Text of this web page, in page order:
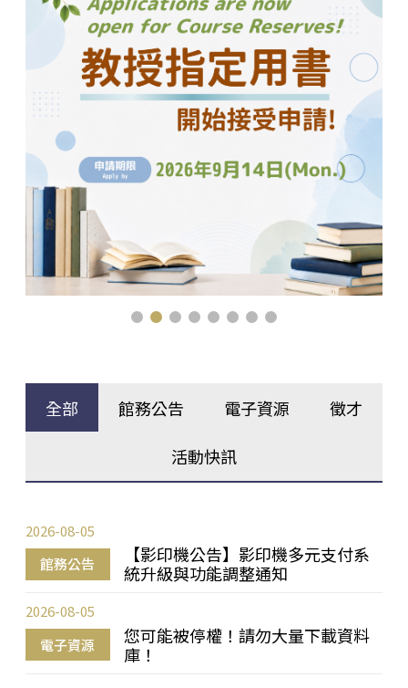
全部 館務公告 電子資源 徵才
活動快訊
館務公告
【影印機公告】影印機多元支付系
統升級與功能調整通知
2026-08-05
電子資源
您可能被停權！請勿大量下載資料
庫！
2026-08-05